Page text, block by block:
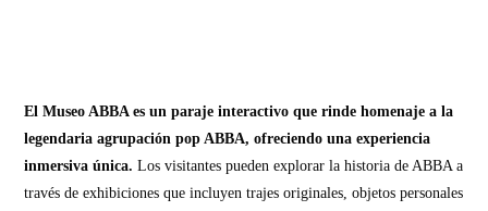
El Museo ABBA es un paraje interactivo que rinde homenaje a la
legendaria agrupación pop ABBA, ofreciendo una experiencia
inmersiva única. Los visitantes pueden explorar la historia de ABBA a
través de exhibiciones que incluyen trajes originales, objetos personales